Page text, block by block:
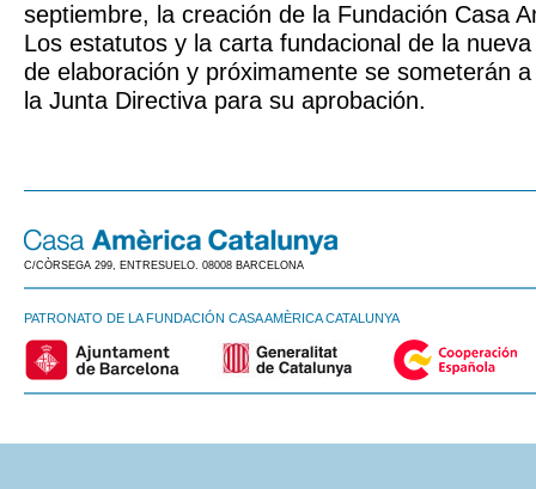
septiembre, la creación de la Fundación Casa
Los estatutos y la carta fundacional de la
de elaboración y próximamente se someterán
la Junta Directiva para su aprobación.
C/CÒRSEGA 299, ENTRESUELO. 08008 BARCELONA
PATRONATO DE LA FUNDACIÓN CASA AMÈRICA CATALUNYA